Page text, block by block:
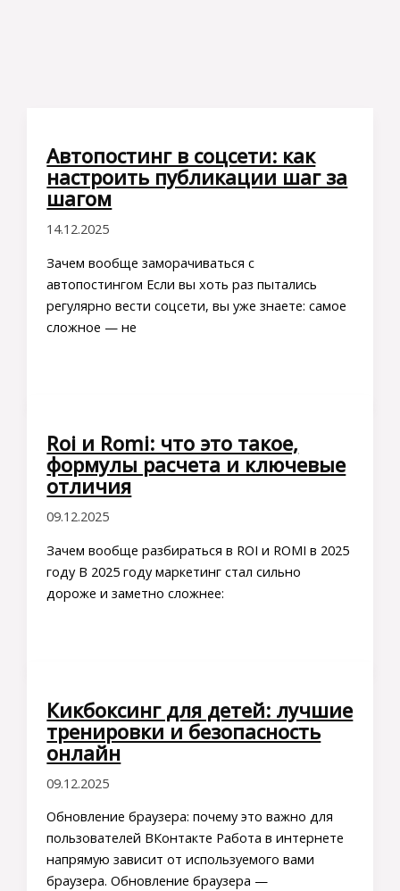
Автопостинг в соцсети: как
настроить публикации шаг за
шагом
14.12.2025
Зачем вообще заморачиваться с
автопостингом Если вы хоть раз пытались
регулярно вести соцсети, вы уже знаете: самое
сложное — не
Roi и Romi: что это такое,
формулы расчета и ключевые
отличия
09.12.2025
Зачем вообще разбираться в ROI и ROMI в 2025
году В 2025 году маркетинг стал сильно
дороже и заметно сложнее:
Кикбоксинг для детей: лучшие
тренировки и безопасность
онлайн
09.12.2025
Обновление браузера: почему это важно для
пользователей ВКонтакте Работа в интернете
напрямую зависит от используемого вами
браузера. Обновление браузера —